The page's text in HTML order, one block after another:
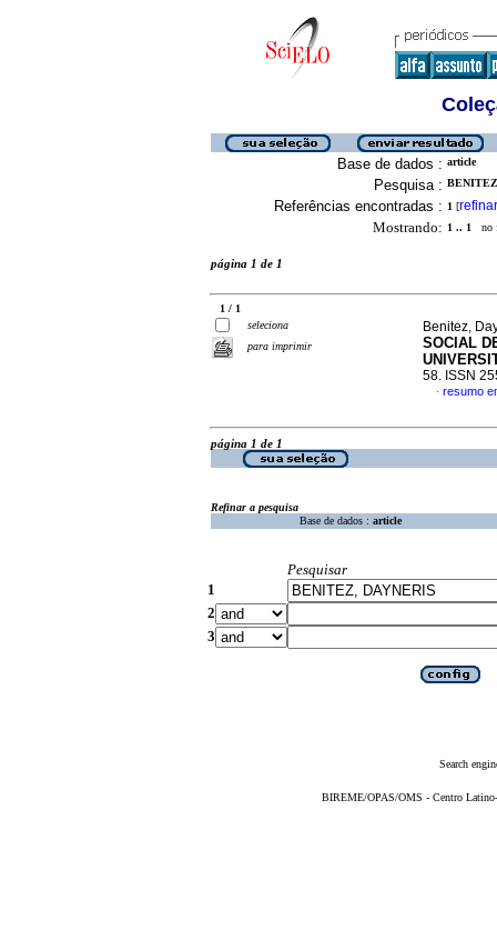
Base de dados : article
Pesquisa :
Referências encontradas : 1 [refinar
Mostrando: 1 .. 1 no
página 1 de 1
1 / 1
seleciona
para imprimir
Benitez,
SOCIAL
58. ISSN
· resumo
página 1 de 1
Refinar a pesquisa
Base de dados : article
Pesquisar
1
2
3
Search
BIREME/OPAS/OMS - Centro Latino-